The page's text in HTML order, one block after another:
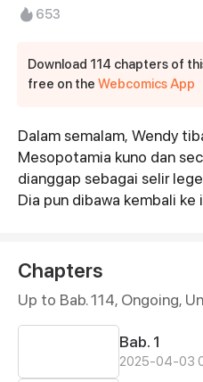
653
Download 114 chapters of
free on theWebcomics App
Synopsis
Dalam semalam, Wendy
Mesopotamia kuno dan
dianggap sebagai selir
Dia pun dibawa kembali ke
banyak waktu dengan tiran
ingin pulang! Maka, Wendy
petualangannya di negeri
beradu kecerdikan dan
yang terkenal kejam...
cinta dan kebencian yang
Chapters
Up to Bab. 114, Ongoing,
Bab. 1
2025-04-03